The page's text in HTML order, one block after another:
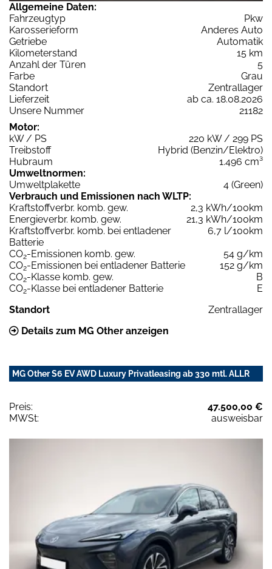
Allgemeine Daten:
Fahrzeugtyp
Pkw
Karosserieform
Anderes Auto
Getriebe
Automatik
Kilometerstand
15 km
Anzahl der Türen
5
Farbe
Grau
Standort
Zentrallager
Lieferzeit
ab ca. 18.08.2026
Unsere Nummer
21182
Motor:
kW / PS
220 kW / 299 PS
Treibstoff
Hybrid (Benzin/Elektro)
Hubraum
1.496 cm³
Umweltnormen:
Umweltplakette
4 (Green)
Verbrauch und Emissionen nach WLTP:
Kraftstoffverbr. komb. gew.
2,3 kWh/100km
Energieverbr. komb. gew.
21,3 kWh/100km
Kraftstoffverbr. komb. bei entladener
Batterie
6,7 l/100km
CO2-Emissionen komb. gew.
54 g/km
CO2-Emissionen bei entladener Batterie
152 g/km
CO2-Klasse komb. gew.
B
CO2-Klasse bei entladener Batterie
E
Standort
Zentrallager
Details zum MG Other anzeigen
MG Other S6 EV AWD Luxury Privatleasing ab 330 mtl. ALLR
Preis:
47.500,00 €
MWSt:
ausweisbar